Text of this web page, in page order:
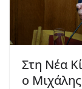
Στη Νέα
ο